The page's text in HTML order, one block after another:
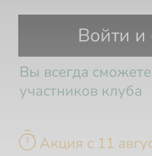
Грудь Талия
Войти и
Вы всегда
участников клуба
timer Акция c 11